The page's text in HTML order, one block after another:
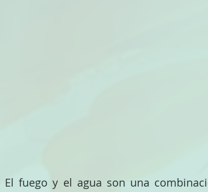
El fuego y el agua son una